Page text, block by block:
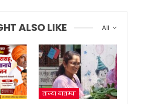
All
ALSO LIKE
ताज्या बातम्या